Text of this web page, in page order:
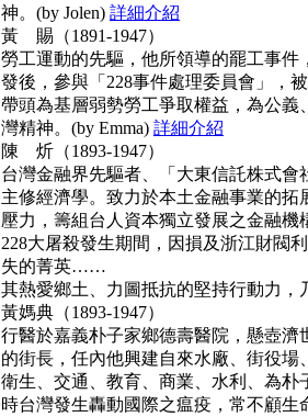
神。(by Jolen) 詳細介紹
黃 賜（1891-1947）
勞工運動的先驅，他所領導的罷工事件
發後，參與「228事件處理委員會」，
帶頭為基層弱勢勞工爭取權益，為公
灣精神。(by Emma) 詳細介紹
陳 炘（1893-1947）
台灣金融界先驅者、「大東信託株式會
主修經濟學。致力於本土金融事業的
壓力，籌組台人資本獨立發展之金融機
228大屠殺發生期間，因損及浙江財閥
失的菁英……
其熱愛鄉土、力圖抵抗的堅持行動力，
黃媽典（1893-1947）
行醫於嘉義朴子家鄉德壽醫院，懸壺
的街長，任內他興建自來水廠、街役
衛生、交通、教育、商業、水利、為
時台灣發生轟動國際之瘟疫，常不顧生